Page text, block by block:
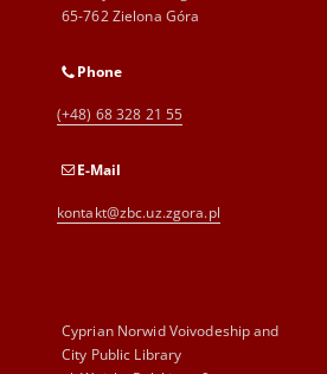
65-762 Zielona Góra
Phone
(+48) 68 328 21 55
E-Mail
kontakt@zbc.uz.zgora.pl
Cyprian Norwid Voivodeship and
City Public Library